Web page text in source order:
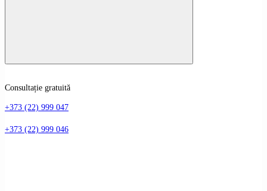
Consultație gratuită
+373 (22) 999 047
+373 (22) 999 046